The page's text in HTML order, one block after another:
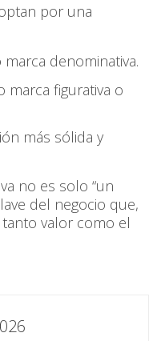
por una
denominativa.
marca figurativa o
más sólida y
no es solo “un
del negocio que,
valor como el